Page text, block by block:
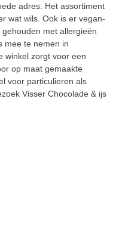
adres. Het assortiment
wat wils. Ook is er vegan-
met allergieën
mee te nemen in
winkel zorgt voor een
op maat gemaakte
voor particulieren als
Visser Chocolade & ijs